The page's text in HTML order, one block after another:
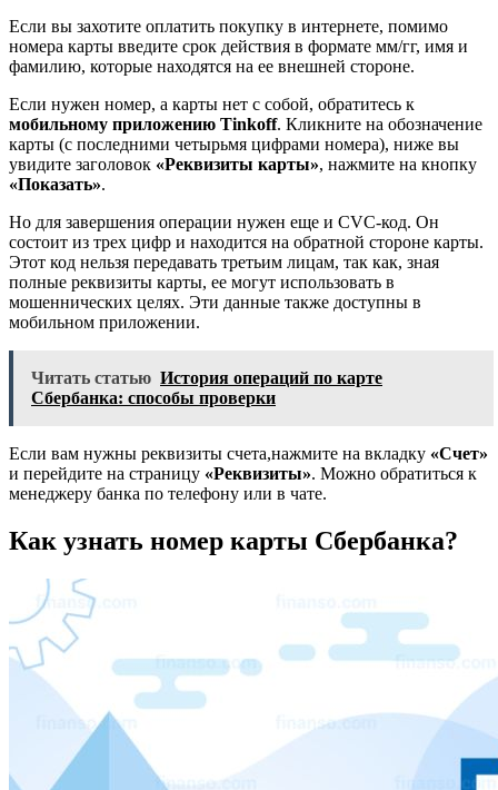
Если вы захотите оплатить покупку в интернете, помимо
номера карты введите срок действия в формате мм/гг, имя и
фамилию, которые находятся на ее внешней стороне.
Если нужен номер, а карты нет с собой, обратитесь к
мобильному приложению Tinkoff. Кликните на обозначение
карты (с последними четырьмя цифрами номера), ниже вы
увидите заголовок «Реквизиты карты», нажмите на кнопку
«Показать».
Но для завершения операции нужен еще и CVC-код. Он
состоит из трех цифр и находится на обратной стороне карты.
Этот код нельзя передавать третьим лицам, так как, зная
полные реквизиты карты, ее могут использовать в
мошеннических целях. Эти данные также доступны в
мобильном приложении.
Читать статью История операций по карте
Сбербанка: способы проверки
Если вам нужны реквизиты счета,нажмите на вкладку «Счет»
и перейдите на страницу «Реквизиты». Можно обратиться к
менеджеру банка по телефону или в чате.
Как узнать номер карты Cбербанка?